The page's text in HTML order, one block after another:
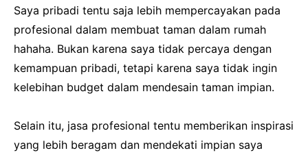
Saya pribadi tentu saja lebih mempercayakan pada
profesional dalam membuat taman dalam rumah
hahaha. Bukan karena saya tidak percaya dengan
kemampuan pribadi, tetapi karena saya tidak ingin
kelebihan budget dalam mendesain taman impian.
Selain itu, jasa profesional tentu memberikan inspirasi
yang lebih beragam dan mendekati impian saya